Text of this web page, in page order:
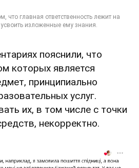
пояснили, что
которых является
принципиально
услуг.
их, в том числе с точки
некорректно.